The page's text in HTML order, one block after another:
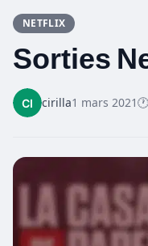
NETFLIX
Sorties
cirilla1 mars 2021